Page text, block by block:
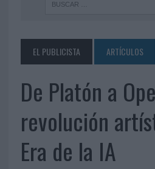
EL PUBLICISTA ARTÍCULOS
De Platón a
revolución
Era de la IA